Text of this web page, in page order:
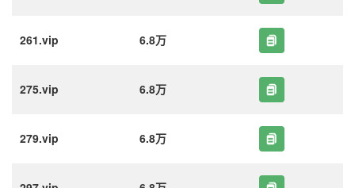
261.vip 6.8万
275.vip 6.8万
279.vip 6.8万